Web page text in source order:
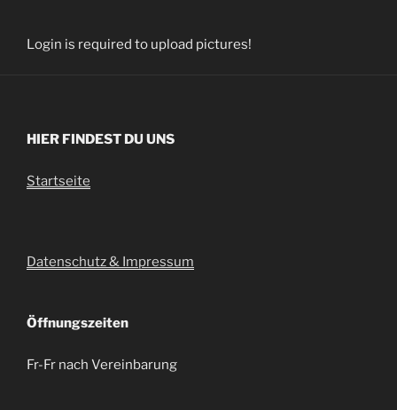
springen
Login is required to upload pictures!
HIER FINDEST DU UNS
Startseite
Datenschutz & Impressum
Öffnungszeiten
Fr-Fr nach Vereinbarung